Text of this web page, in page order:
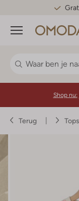
Menu
Shop nu:
Terug